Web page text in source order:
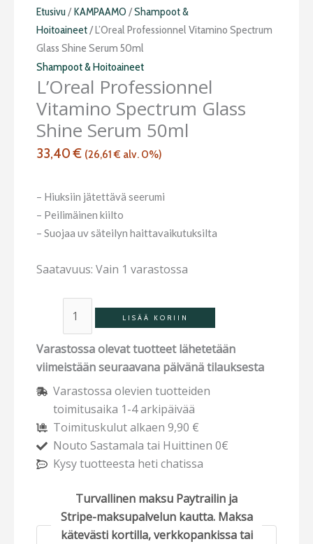
Etusivu/KAMPAAMO /Shampoot &
Hoitoaineet/ L’Oreal Professionnel Vitamino Spectrum
Glass Shine Serum 50ml
Shampoot & Hoitoaineet
L’Oreal Professionnel
Vitamino Spectrum Glass
Shine Serum 50ml
33,40€ (26,61€ alv. 0%)
– Hiuksiin jätettävä seerumi
– Peilimäinen kiilto
– Suojaa uv säteilyn haittavaikutuksilta
Saatavuus: Vain 1 varastossa
L'Oreal
Professionnel
Vitamino
Spectrum
Glass
Shine
Serum
50ml
määrä
LISÄÄ KORIIN
Varastossa olevat tuotteet lähetetään
viimeistään seuraavana päivänä tilauksesta
Varastossa olevien tuotteiden
toimitusaika 1-4 arkipäivää
Toimituskulut alkaen 9,90 €
Nouto Sastamala tai Huittinen 0€
Kysy tuotteesta heti chatissa
Turvallinen maksu Paytrailin ja
Stripe-maksupalvelun kautta. Maksa
kätevästi kortilla, verkkopankissa tai